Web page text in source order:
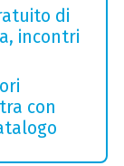
di
incontri
con